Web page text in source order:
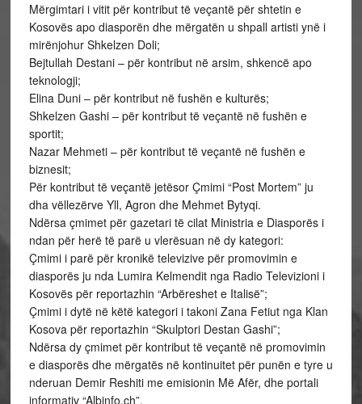
Mërgimtari i vitit për kontribut të veçantë për shtetin e
Kosovës apo diasporën dhe mërgatën u shpall artisti ynë i
mirënjohur Shkelzen Doli;
Bejtullah Destani – për kontribut në arsim, shkencë apo
teknologji;
Elina Duni – për kontribut në fushën e kulturës;
Shkelzen Gashi – për kontribut të veçantë në fushën e
sportit;
Nazar Mehmeti – për kontribut të veçantë në fushën e
biznesit;
Për kontribut të veçantë jetësor Çmimi “Post Mortem” ju
dha vëllezërve Yll, Agron dhe Mehmet Bytyqi.
Ndërsa çmimet për gazetari të cilat Ministria e Diasporës i
ndan për herë të parë u vlerësuan në dy kategori:
Çmimi i parë për kronikë televizive për promovimin e
diasporës ju nda Lumira Kelmendit nga Radio Televizioni i
Kosovës për reportazhin “Arbëreshet e Italisë”;
Çmimi i dytë në këtë kategori i takoni Zana Fetiut nga Klan
Kosova për reportazhin “Skulptori Destan Gashi”;
Ndërsa dy çmimet për kontribut të veçantë në promovimin
e diasporës dhe mërgatës në kontinuitet për punën e tyre u
nderuan Demir Reshiti me emisionin Më Afër, dhe portali
informativ “Albinfo.ch”.